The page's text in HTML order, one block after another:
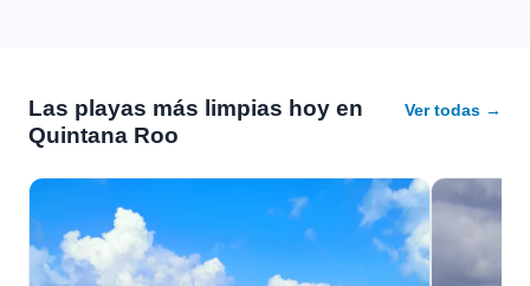
Las playas más limpias hoy en
Quintana Roo
Ver todas →